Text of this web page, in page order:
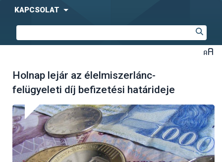
KAPCSOLAT
Holnap lejár az élelmiszerlánc-
felügyeleti díj befizetési határideje